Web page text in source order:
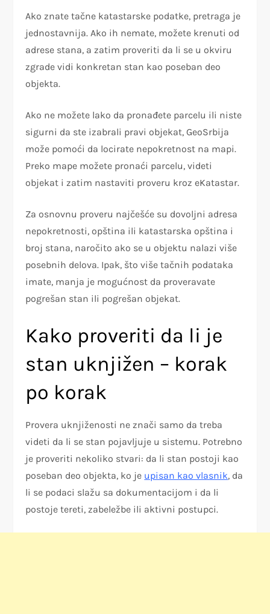
Ako znate tačne katastarske podatke, pretraga je
jednostavnija. Ako ih nemate, možete krenuti od
adrese stana, a zatim proveriti da li se u okviru
zgrade vidi konkretan stan kao poseban deo
objekta.
Ako ne možete lako da pronađete parcelu ili niste
sigurni da ste izabrali pravi objekat, GeoSrbija
može pomoći da locirate nepokretnost na mapi.
Preko mape možete pronaći parcelu, videti
objekat i zatim nastaviti proveru kroz eKatastar.
Za osnovnu proveru najčešće su dovoljni adresa
nepokretnosti, opština ili katastarska opština i
broj stana, naročito ako se u objektu nalazi više
posebnih delova. Ipak, što više tačnih podataka
imate, manja je mogućnost da proveravate
pogrešan stan ili pogrešan objekat.
Kako proveriti da li je
stan uknjižen – korak
po korak
Provera uknjiženosti ne znači samo da treba
videti da li se stan pojavljuje u sistemu. Potrebno
je proveriti nekoliko stvari: da li stan postoji kao
poseban deo objekta, ko je upisan kao vlasnik, da
li se podaci slažu sa dokumentacijom i da li
postoje tereti, zabeležbe ili aktivni postupci.